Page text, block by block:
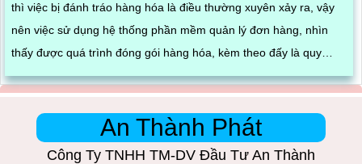
thì việc bị đánh tráo hàng hóa là điều thường xuyên xảy ra, vậy
nên việc sử dụng hệ thống phần mềm quản lý đơn hàng, nhìn
thấy được quá trình đóng gói hàng hóa, kèm theo đấy là quy
trình đóng gói cũng được ghi lại một cách dễ dàng
An Thành Phát
Công Ty TNHH TM-DV Đầu Tư An Thành